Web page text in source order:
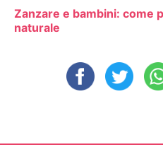
Zanzare e bambini: come
naturale